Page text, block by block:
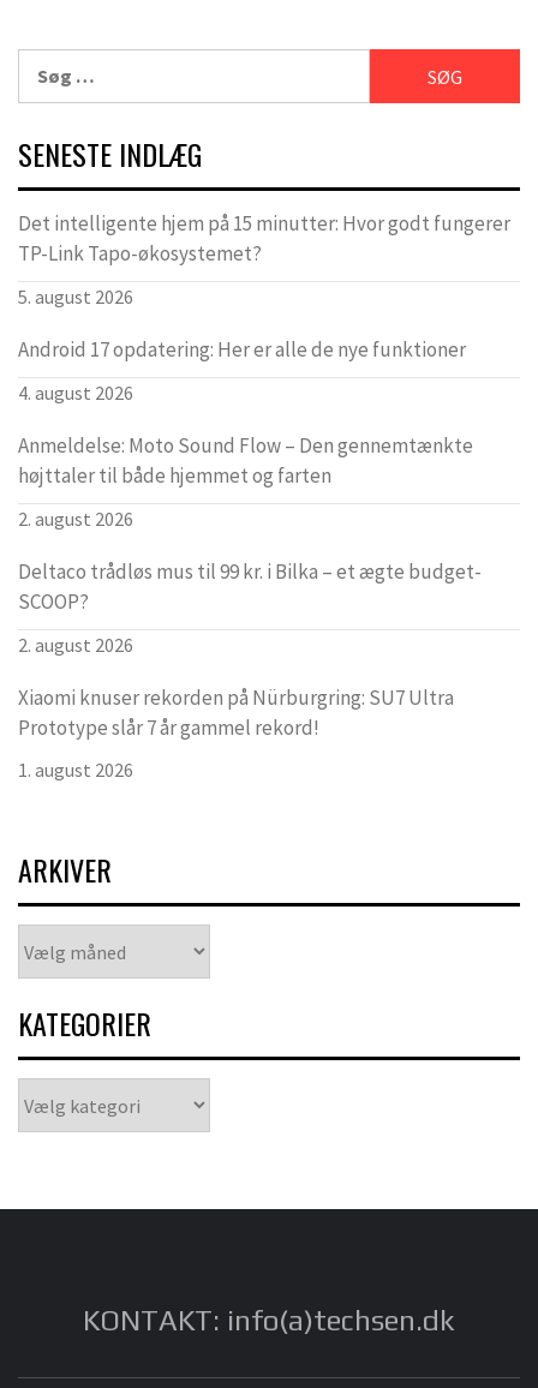
efter:
SENESTE INDLÆG
Det intelligente hjem på 15 minutter: Hvor godt fungerer
TP-Link Tapo-økosystemet?
5. august 2026
Android 17 opdatering: Her er alle de nye funktioner
4. august 2026
Anmeldelse: Moto Sound Flow – Den gennemtænkte
højttaler til både hjemmet og farten
2. august 2026
Deltaco trådløs mus til 99 kr. i Bilka – et ægte budget-
SCOOP?
2. august 2026
Xiaomi knuser rekorden på Nürburgring: SU7 Ultra
Prototype slår 7 år gammel rekord!
1. august 2026
ARKIVER
KATEGORIER
KONTAKT: info(a)techsen.dk